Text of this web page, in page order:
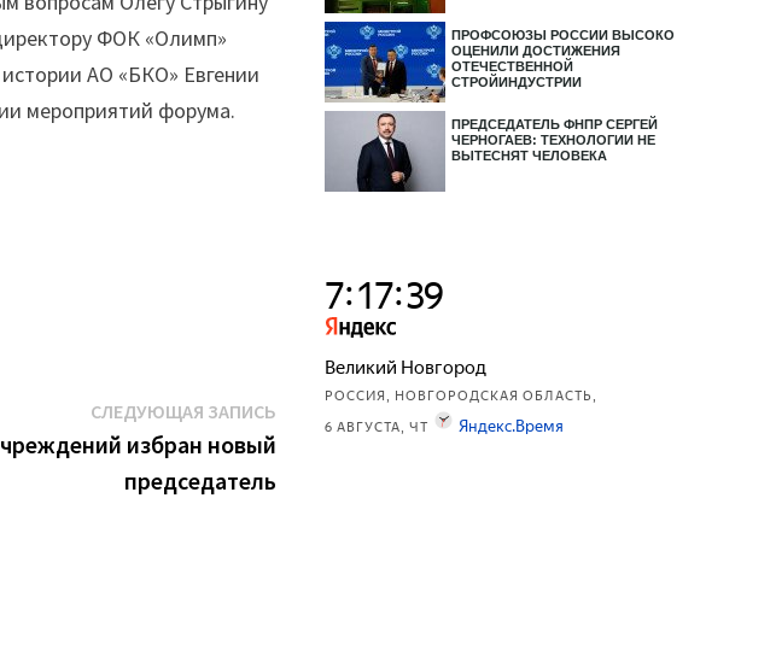
ФОК «Олимп»
АО «БКО» Евгении
мероприятий форума.
СЛЕДУЮЩАЯ ЗАПИСЬСледующая
запись:
избран новый
председатель
ПРОФСОЮЗЫ РОССИИ ВЫСОКО
ОЦЕНИЛИ ДОСТИЖЕНИЯ
ОТЕЧЕСТВЕННОЙ
СТРОЙИНДУСТРИИ
ПРЕДСЕДАТЕЛЬ ФНПР СЕРГЕЙ
ЧЕРНОГАЕВ: ТЕХНОЛОГИИ НЕ
ВЫТЕСНЯТ ЧЕЛОВЕКА